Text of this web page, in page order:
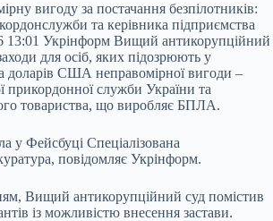
вигоду за постачання безпілотників:
та керівника підприємства
13:01 Укрінформ Вищий антикорупційний
для осіб, яких підозрюють у
доларів США неправомірної вигоди –
прикордонної служби України та
товариства, що виробляє БПЛА.
у Фейсбуці Спеціалізована
повідомляє Укрінформ.
Вищий антикорупційний суд помістив
із можливістю внесення застави.